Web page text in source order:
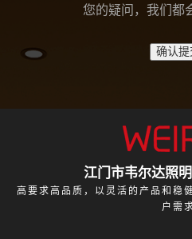
您的疑问，我们都
江门市韦尔达照
高要求高品质，以灵活的产品和稳
户需